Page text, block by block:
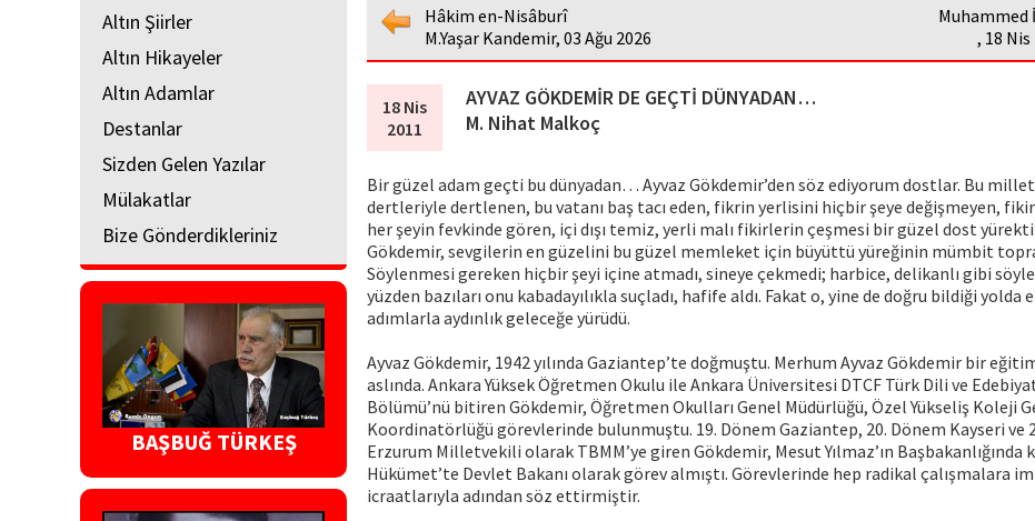
Altın Şiirler
Altın Hikayeler
Altın Adamlar
Destanlar
Sizden Gelen Yazılar
Mülakatlar
Bize Gönderdikleriniz
BAŞBUĞ TÜRKEŞ
Hâkim en-Nisâburî
M.Yaşar Kandemir, 03 Ağu 2026
Muhammed
, 18 Nis
18 Nis
2011
AYVAZ GÖKDEMİR DE GEÇTİ DÜNYADAN…
M. Nihat Malkoç
Bir güzel adam geçti bu dünyadan… Ayvaz Gökdemir’den söz ediyorum dostlar. Bu
dertleriyle dertlenen, bu vatanı baş tacı eden, fikrin yerlisini hiçbir şeye değişmeyen,
her şeyin fevkinde gören, içi dışı temiz, yerli malı fikirlerin çeşmesi bir güzel dost
Gökdemir, sevgilerin en güzelini bu güzel memleket için büyüttü yüreğinin mümbit
Söylenmesi gereken hiçbir şeyi içine atmadı, sineye çekmedi; harbice, delikanlı gibi
yüzden bazıları onu kabadayılıkla suçladı, hafife aldı. Fakat o, yine de doğru bildiği yolda
adımlarla aydınlık geleceğe yürüdü.
Ayvaz Gökdemir, 1942 yılında Gaziantep’te doğmuştu. Merhum Ayvaz Gökdemir bir
aslında. Ankara Yüksek Öğretmen Okulu ile Ankara Üniversitesi DTCF Türk Dili ve
Bölümü’nü bitiren Gökdemir, Öğretmen Okulları Genel Müdürlüğü, Özel Yükseliş Koleji
Koordinatörlüğü görevlerinde bulunmuştu. 19. Dönem Gaziantep, 20. Dönem Kayseri ve
Erzurum Milletvekili olarak TBMM’ye giren Gökdemir, Mesut Yılmaz’ın Başbakanlığında
Hükümet’te Devlet Bakanı olarak görev almıştı. Görevlerinde hep radikal çalışmalara
icraatlarıyla adından söz ettirmiştir.